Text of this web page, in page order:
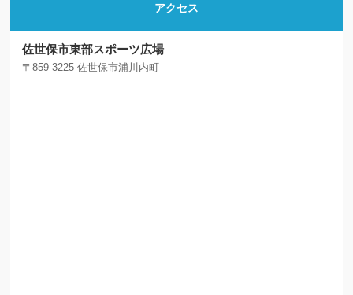
アクセス
佐世保市東部スポーツ広場
〒859-3225 佐世保市浦川内町